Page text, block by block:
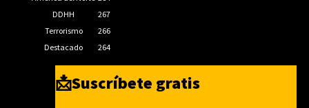
DDHH
267
Terrorismo
266
Destacado
264
📩Suscríbete gratis